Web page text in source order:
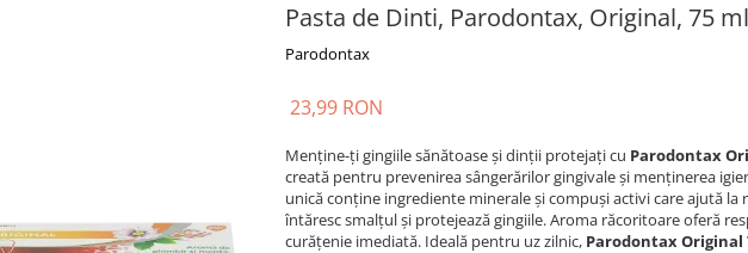
Pasta de Dinti, Parodontax, Original, 75 ml
Parodontax
23,99 RON
Menține-ți gingiile sănătoase și dinții protejați cu Parodontax
creată pentru prevenirea sângerărilor gingivale și menținerea
unică conține ingrediente minerale și compuși activi care ajută la
întăresc smalțul și protejează gingiile. Aroma răcoritoare oferă
curățenie imediată. Ideală pentru uz zilnic, Parodontax Original